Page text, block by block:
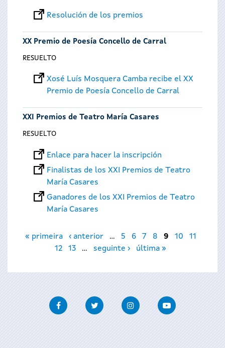
Resolución de los premios
XX Premio de Poesía Concello de Carral
RESUELTO
Xosé Luís Mosquera Camba recibe el XX
Premio de Poesía Concello de Carral
XXI Premios de Teatro María Casares
RESUELTO
Enlace para hacer la inscripción
Finalistas de los XXI Premios de Teatro
María Casares
Ganadores de los XXI Premios de Teatro
María Casares
Páginas
« primeira ‹ anterior … 5 6 7 8 9 10
11
12
13 … seguinte › última »
FacebookTwitter InstagramYoutube